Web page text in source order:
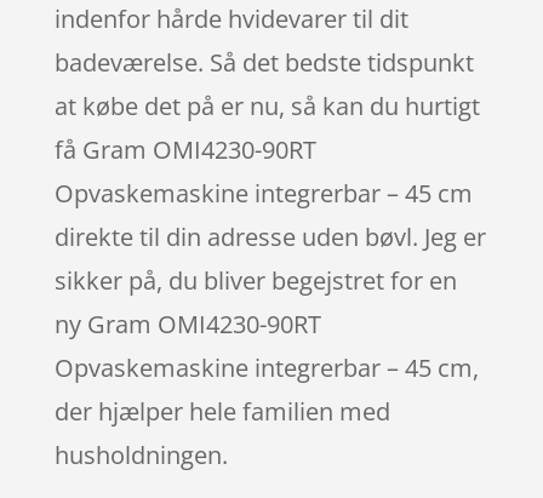
indenfor hårde hvidevarer til dit
badeværelse. Så det bedste tidspunkt
at købe det på er nu, så kan du hurtigt
få Gram OMI4230-90RT
Opvaskemaskine integrerbar – 45 cm
direkte til din adresse uden bøvl. Jeg er
sikker på, du bliver begejstret for en
ny Gram OMI4230-90RT
Opvaskemaskine integrerbar – 45 cm,
der hjælper hele familien med
husholdningen.